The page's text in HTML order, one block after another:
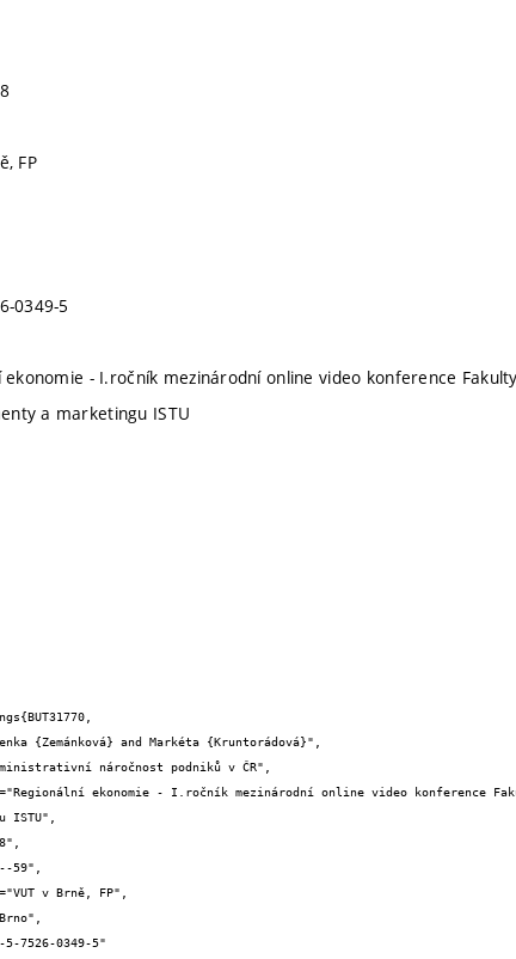
FP
0349-5
ekonomie - I.ročník mezinárodní online video konference
a marketingu ISTU
ISTU",